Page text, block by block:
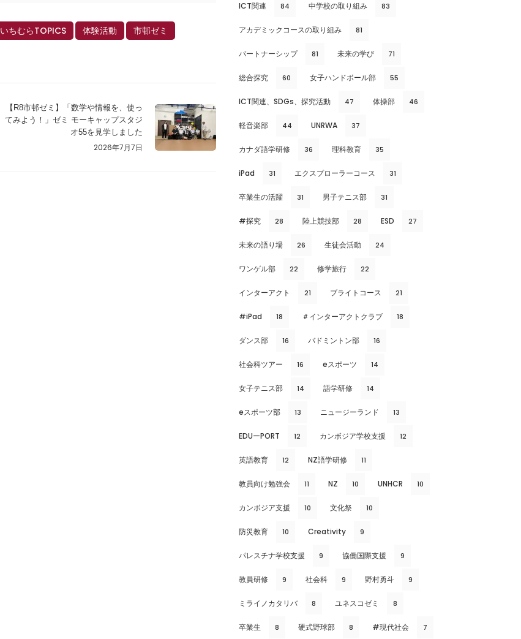
いちむらTOPICS 体験活動
市邨ゼミ
【R8市邨ゼミ】「数学や情報を、使っ
てみよう！」ゼミ モーキャップスタジ
オ55を見学しました
2026年7月7日
ICT関連 84 中学校の取り組み 83
アカデミックコースの取り組み 81
パートナーシップ 81 未来の学び 71
総合探究 60 女子ハンドボール部 55
ICT関連、SDGs、探究活動 47 体操部 46
軽音楽部 44 UNRWA 37
カナダ語学研修 36 理科教育 35
iPad 31 エクスプローラーコース 31
卒業生の活躍 31 男子テニス部 31
#探究 28 陸上競技部 28 ESD 27
未来の語り場 26 生徒会活動 24
ワンゲル部 22 修学旅行 22
インターアクト 21 ブライトコース 21
#iPad 18 ＃インターアクトクラブ 18
ダンス部 16 バドミントン部 16
社会科ツアー 16 eスポーツ 14
女子テニス部 14 語学研修 14
eスポーツ部 13 ニュージーランド 13
EDUーPORT 12 カンボジア学校支援 12
英語教育 12 NZ語学研修 11
教員向け勉強会 11 NZ 10 UNHCR 10
カンボジア支援 10 文化祭 10
防災教育 10 Creativity 9
パレスチナ学校支援 9 協働国際支援 9
教員研修 9 社会科 9 野村勇斗 9
ミライノカタリバ 8 ユネスコゼミ 8
卒業生 8 硬式野球部 8 #現代社会 7